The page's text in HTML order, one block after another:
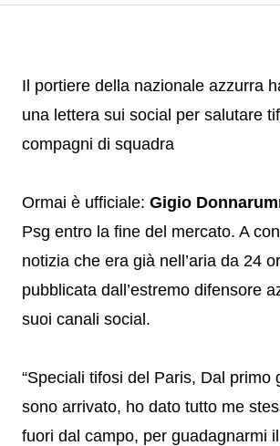
Il portiere della nazionale azzurra
una lettera sui social per salutare
compagni di squadra
Ormai è ufficiale: Gigio
Psg entro la fine del mercato. A
notizia che era già nell’aria da 24
pubblicata dall’estremo difensore
suoi canali social.
“Speciali tifosi del Paris, Dal primo
sono arrivato, ho dato tutto me
fuori dal campo, per guadagnarmi